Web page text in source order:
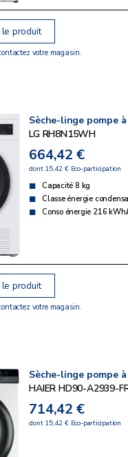
produit
votre magasin.
Sèche-linge pompe
LG RH8N15WH
664,42 €
dont 15,42 € Eco-participation
Capacité 8 kg
Classe énergie
Conso énergie 216
produit
votre magasin.
Sèche-linge pompe
HAIER HD90-A2939-
714,42 €
dont 15,42 € Eco-participation